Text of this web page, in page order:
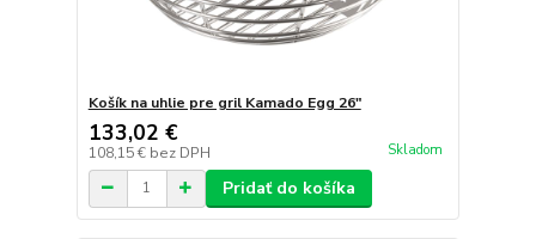
Košík na uhlie pre gril Kamado Egg 26"
133,02 €
108,15 € bez DPH Skladom
Pridať do košíka